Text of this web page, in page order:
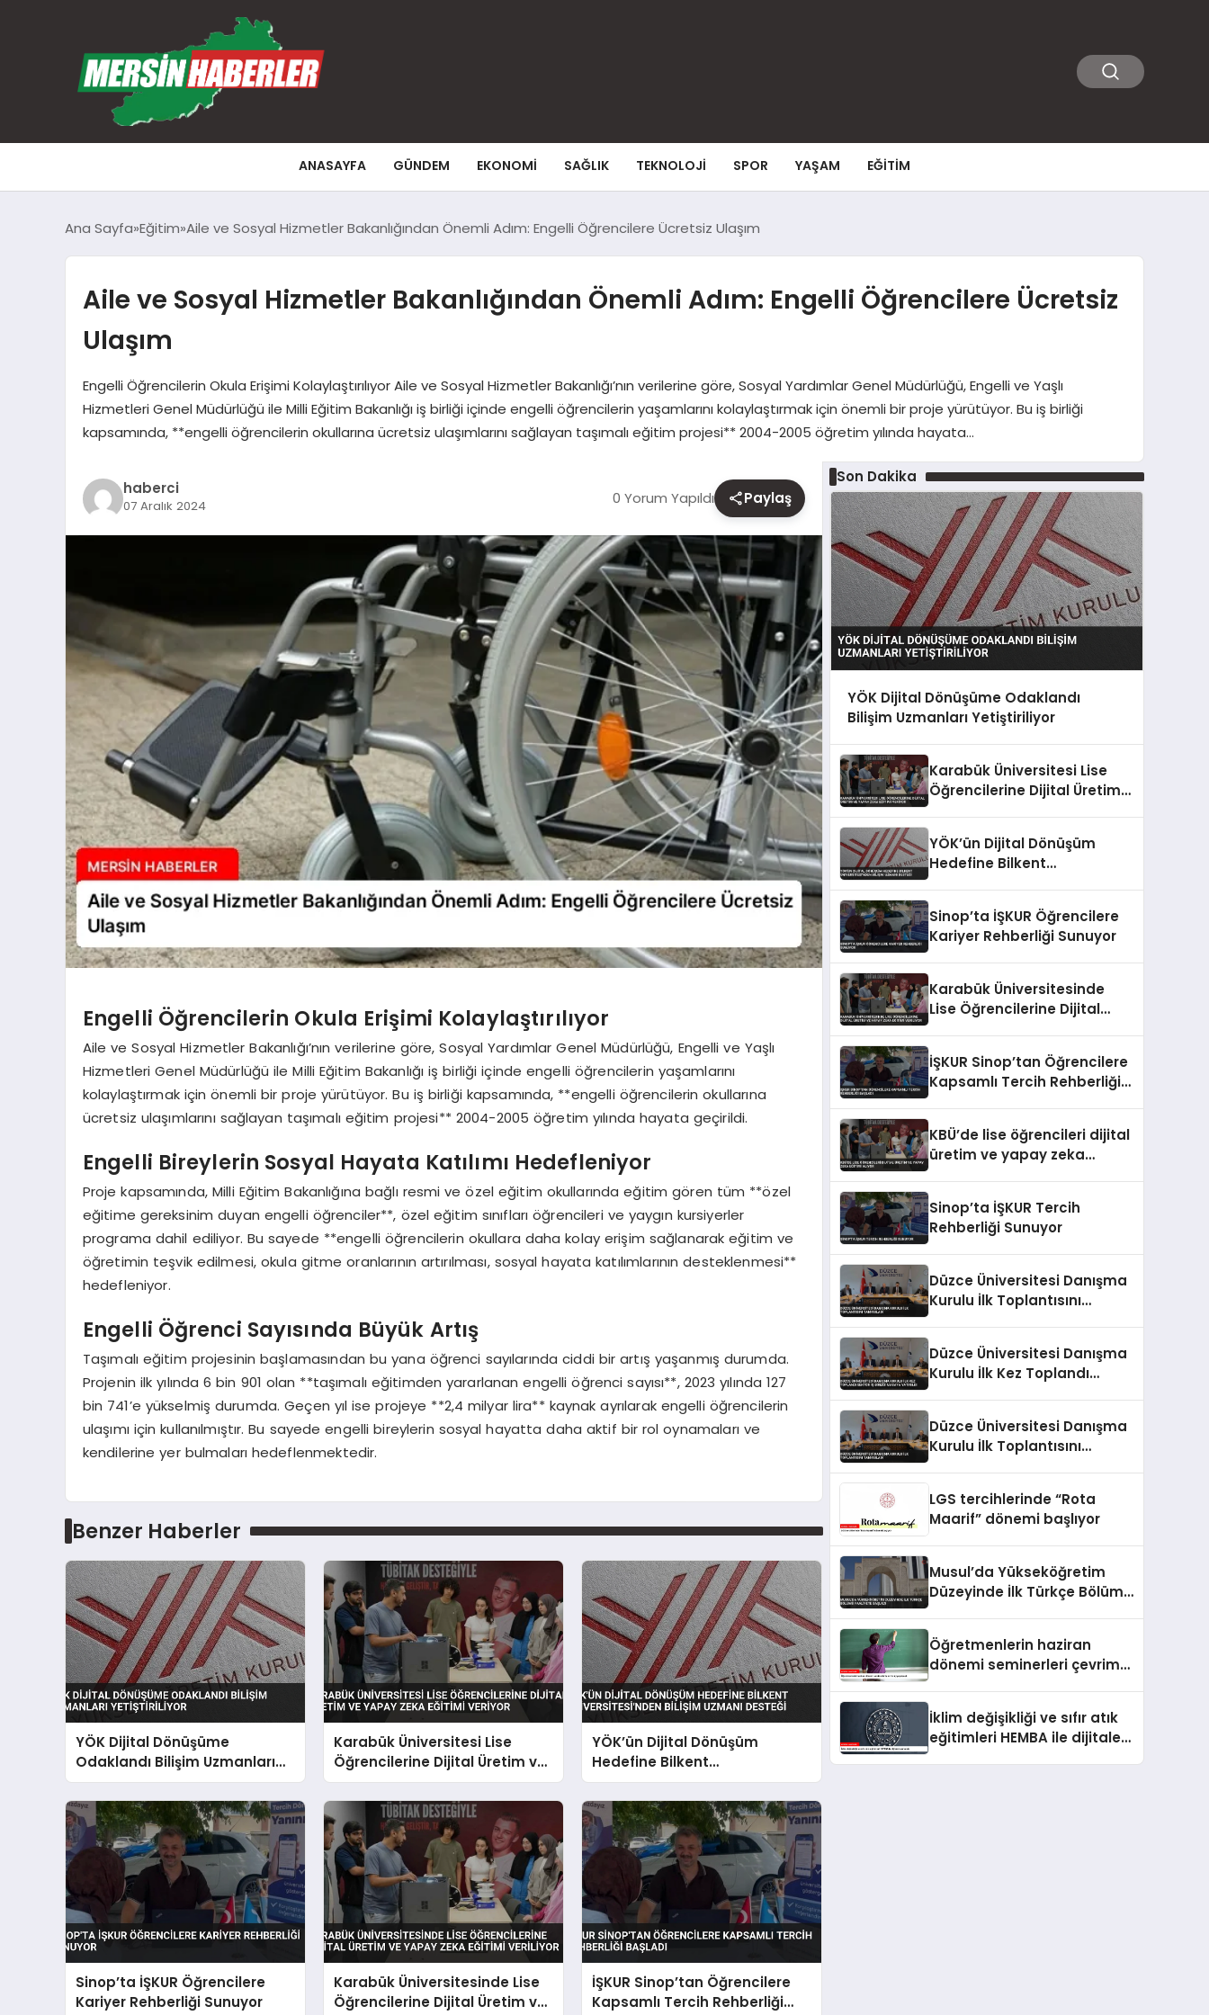
ANASAYFA GÜNDEM EKONOMI SAĞLIK TEKNOLOJI SPOR YAŞAM EĞITIM
Ana Sayfa Eğitim Aile ve Sosyal Hizmetler Bakanlığından Önemli Adım: Engelli Öğrencilere Ücretsiz Ulaşım
Aile ve Sosyal Hizmetler Bakanlığından Önemli Adım: Engelli Öğrencilere Ücretsiz
Ulaşım
Engelli Öğrencilerin Okula Erişimi Kolaylaştırılıyor Aile ve Sosyal Hizmetler Bakanlığı’nın verilerine göre, Sosyal Yardımlar Genel Müdürlüğü, Engelli ve Yaşlı
Hizmetleri Genel Müdürlüğü ile Milli Eğitim Bakanlığı iş birliği içinde engelli öğrencilerin yaşamlarını kolaylaştırmak için önemli bir proje yürütüyor. Bu iş birliği
kapsamında, **engelli öğrencilerin okullarına ücretsiz ulaşımlarını sağlayan taşımalı eğitim projesi** 2004-2005 öğretim yılında hayata…
haberci
07 Aralık 2024 0 Yorum Yapıldı Paylaş
Engelli Öğrencilerin Okula Erişimi Kolaylaştırılıyor
Aile ve Sosyal Hizmetler Bakanlığı’nın verilerine göre, Sosyal Yardımlar Genel Müdürlüğü, Engelli ve Yaşlı
Hizmetleri Genel Müdürlüğü ile Milli Eğitim Bakanlığı iş birliği içinde engelli öğrencilerin yaşamlarını
kolaylaştırmak için önemli bir proje yürütüyor. Bu iş birliği kapsamında, **engelli öğrencilerin okullarına
ücretsiz ulaşımlarını sağlayan taşımalı eğitim projesi** 2004-2005 öğretim yılında hayata geçirildi.
Engelli Bireylerin Sosyal Hayata Katılımı Hedefleniyor
Proje kapsamında, Milli Eğitim Bakanlığına bağlı resmi ve özel eğitim okullarında eğitim gören tüm **özel
eğitime gereksinim duyan engelli öğrenciler**, özel eğitim sınıfları öğrencileri ve yaygın kursiyerler
programa dahil ediliyor. Bu sayede **engelli öğrencilerin okullara daha kolay erişim sağlanarak eğitim ve
öğretimin teşvik edilmesi, okula gitme oranlarının artırılması, sosyal hayata katılımlarının desteklenmesi**
hedefleniyor.
Engelli Öğrenci Sayısında Büyük Artış
Taşımalı eğitim projesinin başlamasından bu yana öğrenci sayılarında ciddi bir artış yaşanmış durumda.
Projenin ilk yılında 6 bin 901 olan **taşımalı eğitimden yararlanan engelli öğrenci sayısı**, 2023 yılında 127
bin 741’e yükselmiş durumda. Geçen yıl ise projeye **2,4 milyar lira** kaynak ayrılarak engelli öğrencilerin
ulaşımı için kullanılmıştır. Bu sayede engelli bireylerin sosyal hayatta daha aktif bir rol oynamaları ve
kendilerine yer bulmaları hedeflenmektedir.
Benzer Haberler
YÖK Dijital Dönüşüme
Odaklandı Bilişim Uzmanları
Yetiştiriliyor
Karabük Üniversitesi Lise
Öğrencilerine Dijital Üretim ve
Yapay Zeka Eğitimi Veriyor
YÖK’ün Dijital Dönüşüm
Hedefine Bilkent
Üniversitesi’nden Bilişim
Uzmanı Desteği
Sinop’ta İŞKUR Öğrencilere
Kariyer Rehberliği Sunuyor
Karabük Üniversitesinde Lise
Öğrencilerine Dijital Üretim ve
İŞKUR Sinop’tan Öğrencilere
Kapsamlı Tercih Rehberliği
Son Dakika
YÖK Dijital Dönüşüme Odaklandı
Bilişim Uzmanları Yetiştiriliyor
Karabük Üniversitesi Lise
Öğrencilerine Dijital Üretim
YÖK’ün Dijital Dönüşüm
Hedefine Bilkent
Sinop’ta İŞKUR Öğrencilere
Kariyer Rehberliği Sunuyor
Karabük Üniversitesinde
Lise Öğrencilerine Dijital
İŞKUR Sinop’tan Öğrencilere
Kapsamlı Tercih Rehberliği
KBÜ’de lise öğrencileri dijital
üretim ve yapay zeka
Sinop’ta İŞKUR Tercih
Rehberliği Sunuyor
Düzce Üniversitesi Danışma
Kurulu İlk Toplantısını
Düzce Üniversitesi Danışma
Kurulu İlk Kez Toplandı
Düzce Üniversitesi Danışma
Kurulu İlk Toplantısını
LGS tercihlerinde “Rota
Maarif” dönemi başlıyor
Musul’da Yükseköğretim
Düzeyinde İlk Türkçe Bölümü
Öğretmenlerin haziran
dönemi seminerleri çevrim
İklim değişikliği ve sıfır atık
eğitimleri HEMBA ile dijitale